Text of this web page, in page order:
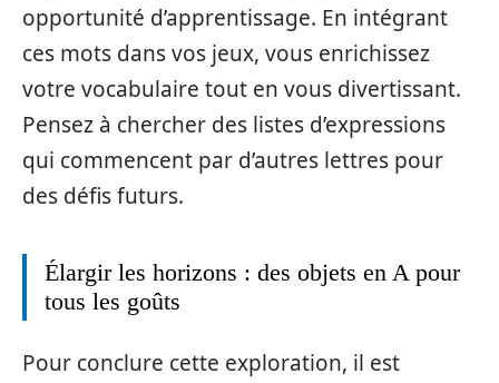
opportunité d’apprentissage. En intégrant
ces mots dans vos jeux, vous enrichissez
votre vocabulaire tout en vous divertissant.
Pensez à chercher des listes d’expressions
qui commencent par d’autres lettres pour
des défis futurs.
Élargir les horizons : des objets en A pour
tous les goûts
Pour conclure cette exploration, il est